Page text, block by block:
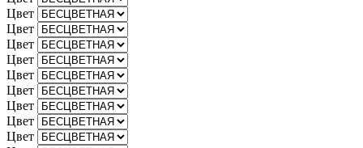
Цвет
Цвет
Цвет
Цвет
Цвет
Цвет
Цвет
Цвет
Цвет